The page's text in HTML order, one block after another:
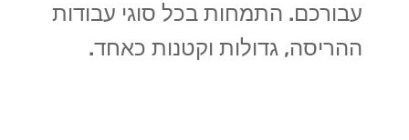
עבורכם. התמחות בכל סוגי עבודות
ההריסה, גדולות וקטנות כאחד.